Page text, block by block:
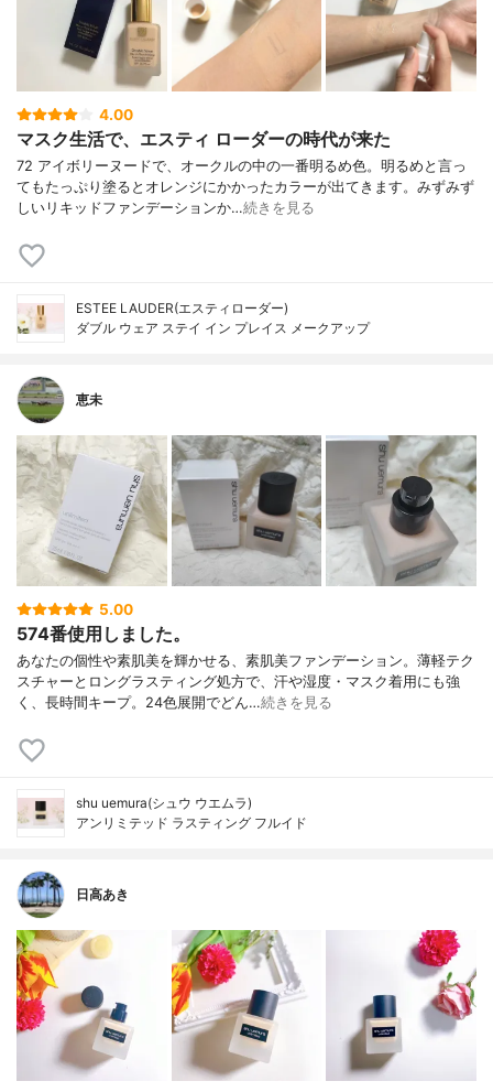
4.00
マスク生活で、エスティ ローダーの時代が来た
72 アイボリーヌードで、オークルの中の一番明るめ色。明るめと言っ
てもたっぷり塗るとオレンジにかかったカラーが出てきます。みずみず
しいリキッドファンデーションか…続きを見る
ESTEE LAUDER(エスティローダー)
ダブル ウェア ステイ イン プレイス メークアップ
恵未
5.00
574番使用しました。
あなたの個性や素肌美を輝かせる、素肌美ファンデーション。薄軽テク
スチャーとロングラスティング処方で、汗や湿度・マスク着用にも強
く、長時間キープ。24色展開でどん…続きを見る
shu uemura(シュウ ウエムラ)
アンリミテッド ラスティング フルイド
日高あき